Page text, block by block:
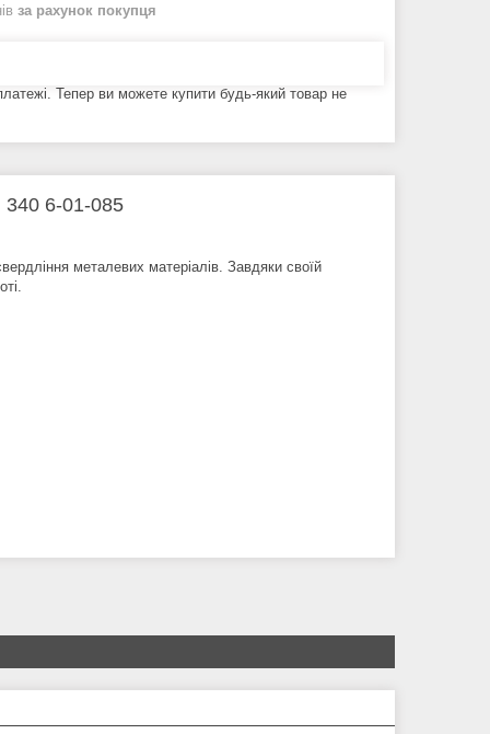
за рахунок покупця
Тепер ви можете купити будь-який товар не
6-01-085
металевих матеріалів. Завдяки своїй